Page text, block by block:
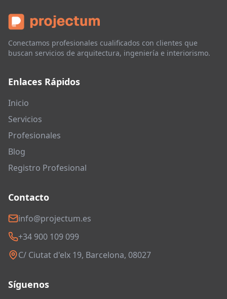
Conectamos profesionales cualificados con clientes que
buscan servicios de arquitectura, ingeniería e interiorismo.
Enlaces Rápidos
Inicio
Servicios
Profesionales
Blog
Registro Profesional
Contacto
info@projectum.es
+34 900 109 099
C/ Ciutat d'elx 19, Barcelona, 08027
Síguenos